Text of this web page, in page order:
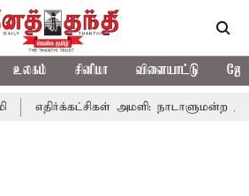
உலகம் சினிமா விளையாட்டு
அமளி: நாடாளுமன்ற இரு